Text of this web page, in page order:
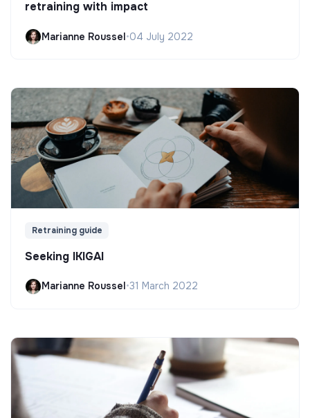
retraining with impact
Marianne Roussel•04 July 2022
Retraining guide
Seeking IKIGAI
Marianne Roussel •31 March 2022